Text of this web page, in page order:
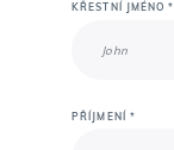
KŘESTNÍ JMÉNO *
PŘÍJMENÍ *